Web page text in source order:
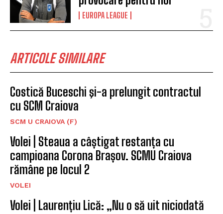
EUROPA LEAGUE
ARTICOLE SIMILARE
Costică Buceschi şi-a prelungit contractul
cu SCM Craiova
SCM U CRAIOVA (F)
Volei | Steaua a câștigat restanța cu
campioana Corona Brașov. SCMU Craiova
rămâne pe locul 2
VOLEI
Volei | Laurențiu Lică: „Nu o să uit niciodată